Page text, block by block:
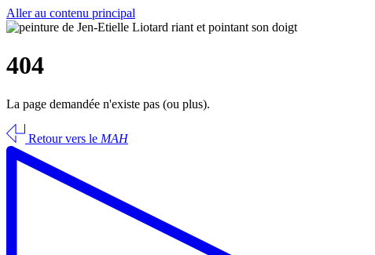
Aller au contenu principal
404
La page demandée n'existe pas (ou plus).
Retour vers le MAH